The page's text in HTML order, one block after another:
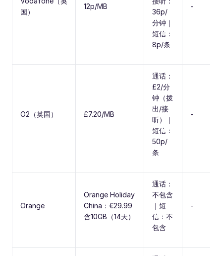
国）
12p/MB
36p/
分钟｜
短信：
8p/条
-
O2（英国） £7.20/MB
通话：
£2/分
钟（拨
出/接
听）｜
短信：
50p/
条
-
Orange
Orange Holiday
China：€29.99
含10GB（14天）
通话：
不包含
｜短
信：不
包含
-